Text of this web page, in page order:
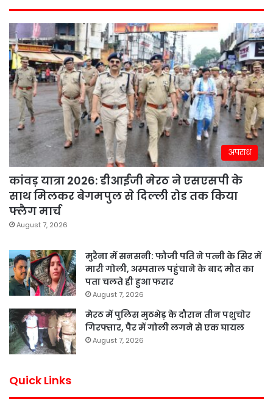
अपराध
कांवड़ यात्रा 2026: डीआईजी मेरठ ने एसएसपी के
साथ मिलकर बेगमपुल से दिल्ली रोड तक किया
फ्लैग मार्च
August 7, 2026
मुरैना में सनसनी: फौजी पति ने पत्नी के सिर में
मारी गोली, अस्पताल पहुंचाने के बाद मौत का
पता चलते ही हुआ फरार
August 7, 2026
मेरठ में पुलिस मुठभेड़ के दौरान तीन पशुचोर
गिरफ्तार, पैर में गोली लगने से एक घायल
August 7, 2026
Quick Links